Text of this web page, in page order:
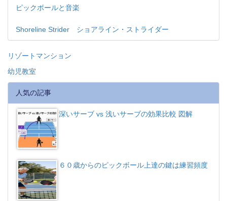
ピックボールと音楽
Shoreline Strider ショアライン・ストライダー
リゾートマンション
幼児教室
人気の記事
深いサーブ vs 浅いサーブの効果比較 図解
６０歳からのピックボール上達の鍵は練習頻度